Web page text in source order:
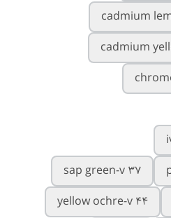
cadmium
cadmium
sap green-v 37
yellow ochre-v 44